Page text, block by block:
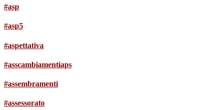
#asp
#asp5
#aspettativa
#asscambiamentiaps
#assembramenti
#assessorato